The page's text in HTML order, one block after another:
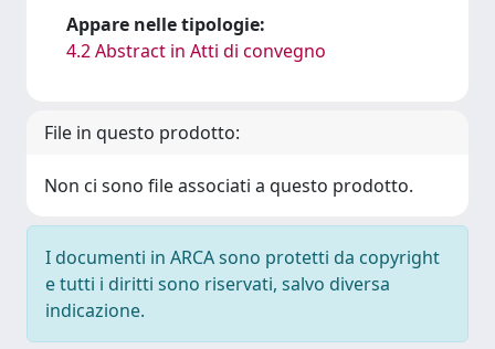
Appare nelle tipologie:
4.2 Abstract in Atti di convegno
File in questo prodotto:
Non ci sono file associati a questo prodotto.
I documenti in ARCA sono protetti da copyright
e tutti i diritti sono riservati, salvo diversa
indicazione.